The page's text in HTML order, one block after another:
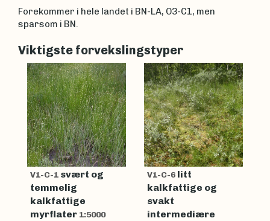
Forekommer i hele landet i BN-LA, O3-C1, men
sparsom i BN.
Viktigste forvekslingstyper
V1-C-1 svært og
temmelig
kalkfattige
myrflater 1:5000
V1-C-6 litt
kalkfattige og
svakt
intermediære